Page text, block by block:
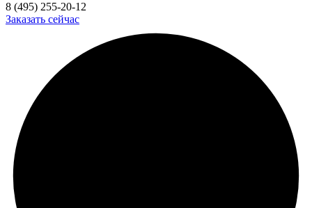
8 (495) 255-20-12
Заказать сейчас